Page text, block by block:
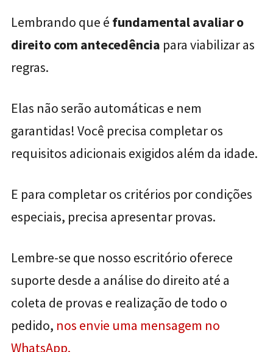
Lembrando que é fundamental avaliar o
direito com antecedência para viabilizar as
regras.
Elas não serão automáticas e nem
garantidas! Você precisa completar os
requisitos adicionais exigidos além da idade.
E para completar os critérios por condições
especiais, precisa apresentar provas.
Lembre-se que nosso escritório oferece
suporte desde a análise do direito até a
coleta de provas e realização de todo o
pedido, nos envie uma mensagem no
WhatsApp.